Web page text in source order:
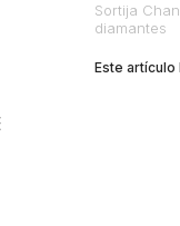
Sortija
diamantes
Este artículo